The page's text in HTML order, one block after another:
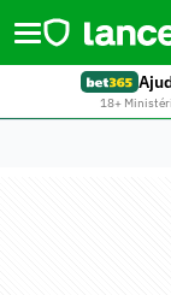
18+